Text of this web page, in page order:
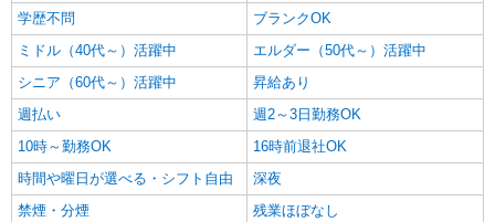
【月給】214,920円〜234,320円 ▼給与詳細 処
遇改善手当：34,320円 ▼下記別途支給 通勤手当
年末年始手当：380円/時 寸志あり：年2回（6月・
12月） ※業績による 特別報酬：平均33.8万円（最
高額130万円） ※2025年6月支給実績 ※処遇改善
手当は試用期間中(3ヶ月)は支給なし
新潟県上越市安江1-3-40
詳細を見る
契約社員
高田ケアセンターそよ風：RO15021
ショートステイ 介護スタッフ
学歴不問
ブランクOK
ミドル（40代～）活躍中
エルダー（50代～）活躍中
シニア（60代～）活躍中
昇給あり
週払い
週2～3日勤務OK
10時～勤務OK
16時前退社OK
時間や曜日が選べる・シフト自由
深夜
禁煙・分煙
残業ほぼなし